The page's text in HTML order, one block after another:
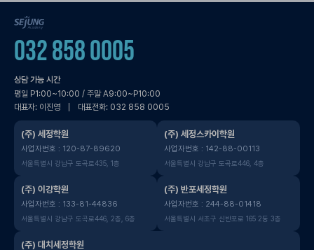
SEJUNG Academy
032 858 0005
상담 가능 시간
평일 P1:00~10:00 / 주말 A9:00~P10:00
대표자: 이진영
대표전화: 032 858 0005
(주) 세정학원
사업자번호 : 120-87-89620
서울특별시 강남구 도곡로435, 1층
(주) 세정스카이학원
사업자번호 : 142-88-00113
서울특별시 강남구 도곡로446, 4층
(주) 이강학원
사업자번호 : 133-81-44836
서울특별시 강남구 도곡로446, 2층, 6층
(주) 반포세정학원
사업자번호 : 244-88-01418
서울특별시 서초구 신반포로 165 2동 3층
(주) 대치세정학원